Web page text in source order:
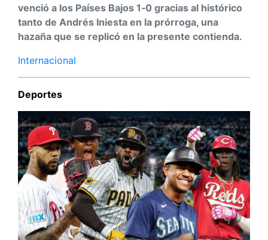
venció a los Países Bajos 1‑0 gracias al histórico
tanto de Andrés Iniesta en la prórroga, una
hazaña que se replicó en la presente contienda.
Internacional
Deportes